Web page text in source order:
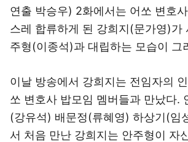
연출 박승우) 2화에서는 어쏘 변호
스레 합류하게 된 강희지(문가영)가
주형(이종석)과 대립하는 모습이 그
이날 방송에서 강희지는 전임자의
쏘 변호사 밥모임 멤버들과 만났다.
(강유석) 배문정(류혜영) 하상기(임
서 처음 만난 강희지는 안주형이 자